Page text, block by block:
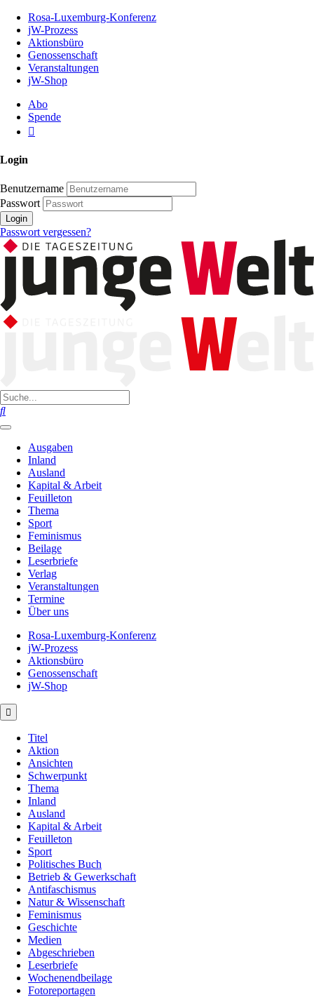
Inhalt
Seite
Rosa-Luxemburg-Konferenz
jW-Prozess
Aktionsbüro
Genossenschaft
Veranstaltungen
jW-Shop
Abo
Spende
Login
Benutzername
Passwort
Login
Passwort vergessen?
Ausgaben
Inland
Ausland
Kapital & Arbeit
Feuilleton
Thema
Sport
Feminismus
Beilage
Leserbriefe
Verlag
Veranstaltungen
Termine
Über uns
Rosa-Luxemburg-Konferenz
jW-Prozess
Aktionsbüro
Genossenschaft
jW-Shop
Titel
Aktion
Ansichten
Schwerpunkt
Thema
Inland
Ausland
Kapital & Arbeit
Feuilleton
Sport
Politisches Buch
Betrieb & Gewerkschaft
Antifaschismus
Natur & Wissenschaft
Feminismus
Geschichte
Medien
Abgeschrieben
Leserbriefe
Wochenendbeilage
Fotoreportagen